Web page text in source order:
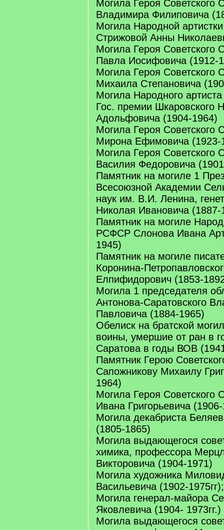
Могила Героя Советского
Владимира Филиповича
Могила Народной
Стрижовой Анны
Могила Героя Советского
Павла Иосифовича (1912-
Могила Героя Советского
Михаила Степановича
Могила Народного
Гос. премии Шкаровского
Адольфовича (1904-1964)
Могила Героя Советского
Мирона Ефимовича (1923-
Могила Героя Советского
Василия Федоровича
Памятник на могиле 1
Всесоюзной Академии
наук им. В.И. Ленина,
Николая Ивановича (1887-
Памятник на могиле
РСФСР Слонова Ивана
1945)
Памятник на могиле
Коронина-
Елпифидорович (1853-
Могила 1 председателя
Антонова-Саратовского
Павловича (1884-1965)
Обелиск на братской
воины, умершие от ран в
Саратова в годы ВОВ
Памятник Герою
Сапожникову Михаилу
1964)
Могила Героя Советского
Ивана Григорьевича
Могила декабриста
(1805-1865)
Могила выдающегося
химика, профессора
Викторовича (1904-1971)
Могила художника
Васильевича (1902-
Могила генерал-майора
Яковлевича (1904-
Могила выдающегося